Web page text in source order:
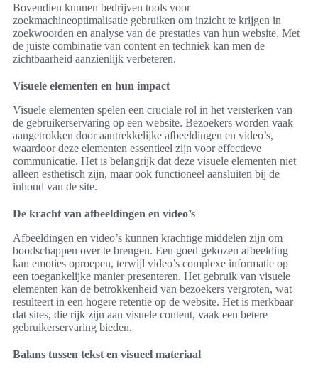
Bovendien kunnen bedrijven tools voor
zoekmachineoptimalisatie gebruiken om inzicht te krijgen in
zoekwoorden en analyse van de prestaties van hun website. Met
de juiste combinatie van content en techniek kan men de
zichtbaarheid aanzienlijk verbeteren.
Visuele elementen en hun impact
Visuele elementen spelen een cruciale rol in het versterken van
de gebruikerservaring op een website. Bezoekers worden vaak
aangetrokken door aantrekkelijke afbeeldingen en video’s,
waardoor deze elementen essentieel zijn voor effectieve
communicatie. Het is belangrijk dat deze visuele elementen niet
alleen esthetisch zijn, maar ook functioneel aansluiten bij de
inhoud van de site.
De kracht van afbeeldingen en video’s
Afbeeldingen en video’s kunnen krachtige middelen zijn om
boodschappen over te brengen. Een goed gekozen afbeelding
kan emoties oproepen, terwijl video’s complexe informatie op
een toegankelijke manier presenteren. Het gebruik van visuele
elementen kan de betrokkenheid van bezoekers vergroten, wat
resulteert in een hogere retentie op de website. Het is merkbaar
dat sites, die rijk zijn aan visuele content, vaak een betere
gebruikerservaring bieden.
Balans tussen tekst en visueel materiaal